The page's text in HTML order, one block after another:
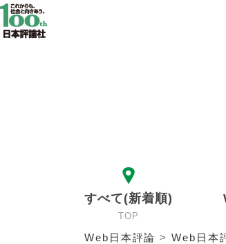
すべて(新着順)
TOP
Web日本評論 >Web日本